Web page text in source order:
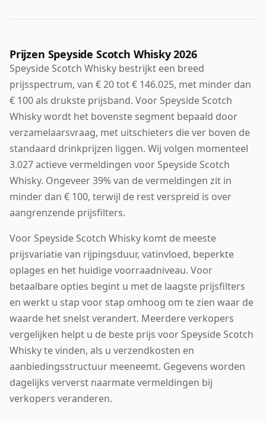
Prijzen Speyside Scotch Whisky 2026
Speyside Scotch Whisky bestrijkt een breed
prijsspectrum, van € 20 tot € 146.025, met minder dan
€ 100 als drukste prijsband. Voor Speyside Scotch
Whisky wordt het bovenste segment bepaald door
verzamelaarsvraag, met uitschieters die ver boven de
standaard drinkprijzen liggen. Wij volgen momenteel
3.027 actieve vermeldingen voor Speyside Scotch
Whisky. Ongeveer 39% van de vermeldingen zit in
minder dan € 100, terwijl de rest verspreid is over
aangrenzende prijsfilters.
Voor Speyside Scotch Whisky komt de meeste
prijsvariatie van rijpingsduur, vatinvloed, beperkte
oplages en het huidige voorraadniveau. Voor
betaalbare opties begint u met de laagste prijsfilters
en werkt u stap voor stap omhoog om te zien waar de
waarde het snelst verandert. Meerdere verkopers
vergelijken helpt u de beste prijs voor Speyside Scotch
Whisky te vinden, als u verzendkosten en
aanbiedingsstructuur meeneemt. Gegevens worden
dagelijks ververst naarmate vermeldingen bij
verkopers veranderen.